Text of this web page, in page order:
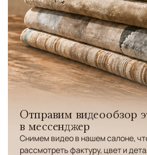
Отправим видеообзор
в мессенджер
Снимем видео в нашем салоне,
рассмотреть фактуру, цвет и